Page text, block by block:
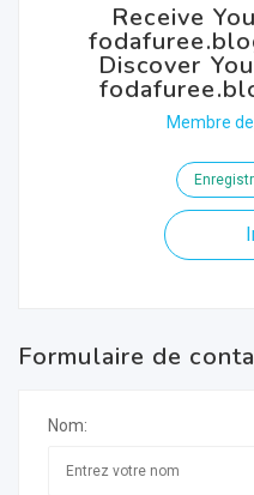
Receive
Discover
Membre
Formulaire de
Nom: